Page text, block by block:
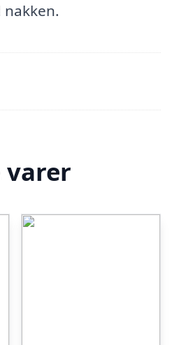
varer